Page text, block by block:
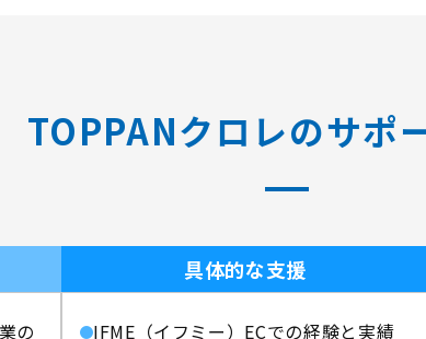
TOPPANクロレのサポ
の
具体的な支援
IFME（イフミー）ECでの経験と実績